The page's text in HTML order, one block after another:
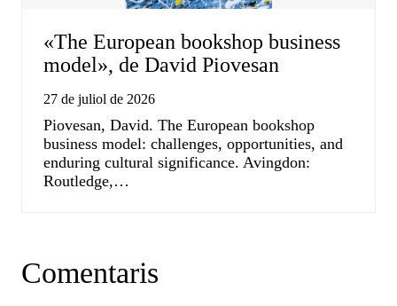
«The European bookshop business
model», de David Piovesan
27 de juliol de 2026
Piovesan, David. The European bookshop
business model: challenges, opportunities, and
enduring cultural significance. Avingdon:
Routledge,…
Comentaris